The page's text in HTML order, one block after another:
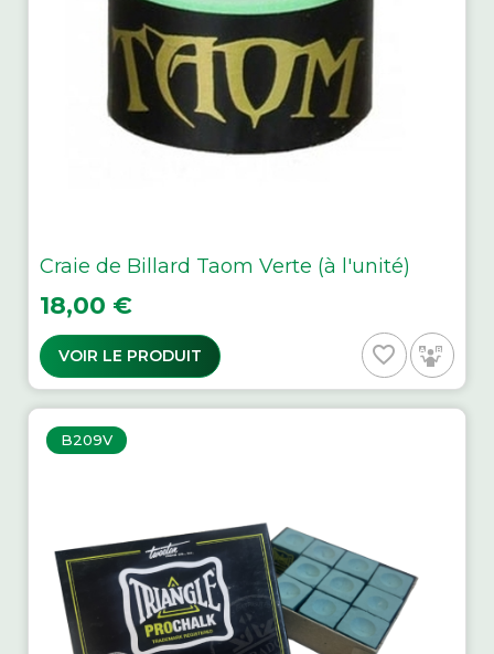
Craie de Billard Taom Verte (à l'unité)
Prix
18,00 €
VOIR LE PRODUIT favorite_border
B209V